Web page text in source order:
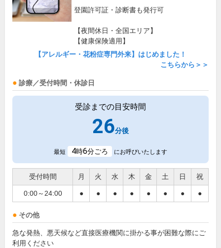
登園許可証・診断書も発行可
【夜間休日・全国エリア】
【健康保険適用】
【アレルギー・花粉症専門外来】はじめました！
こちらから＞＞
診療／受付時間・休診日
受診までの目安時間
26分後
最短 4時6分ごろ にお呼びいたします
受付時間 月 火 水 木 金 土 日 祝
0:00～24:00 ● ● ● ● ● ● ● ●
その他
急な発熱、悪天候など直接医療機関に掛かる事が困難な際にご
利用ください